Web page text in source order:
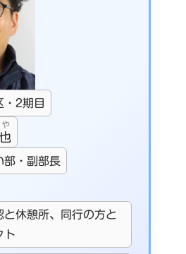
・2期目
部・副部長
と休憩所、同行の方と
ト